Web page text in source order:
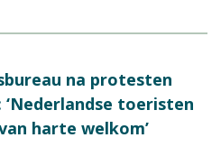
na protesten
toeristen
harte welkom’